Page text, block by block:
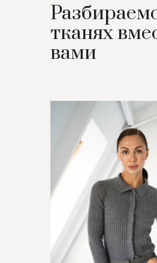
тканях
вами